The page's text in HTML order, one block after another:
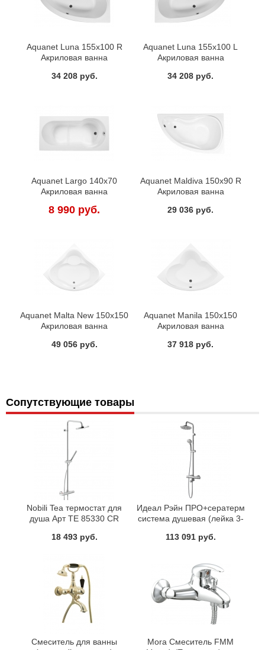
Aquanet Luna 155x100 R
Акриловая ванна
34 208 руб.
Aquanet Luna 155x100 L
Акриловая ванна
34 208 руб.
Aquanet Largo 140х70
Акриловая ванна
8 990 руб.
Aquanet Maldiva 150х90 R
Акриловая ванна
29 036 руб.
Aquanet Malta New 150х150
Акриловая ванна
49 056 руб.
Aquanet Manila 150х150
Акриловая ванна
37 918 руб.
Сопутствующие товары
Nobili Tea термостат для
душа Арт TE 85330 CR
18 493 руб.
Идеал Рэйн ПРО+сератерм
система душевая (лейка 3-
верхний душ d200 мм с
Ideal Standart A5778AA
113 091 руб.
Смеситель для ванны
Mora Смеситель FMM